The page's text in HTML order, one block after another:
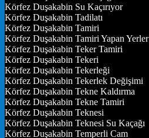
Körfez Duşakabin Su Kaçırıyor
Körfez Duşakabin Tadilatı
Körfez Duşakabin Tamiri
Körfez Duşakabin Tamiri Yapan Yerler
Körfez Duşakabin Teker Tamiri
Körfez Duşakabin Tekeri
Körfez Duşakabin Tekerleği
Körfez Duşakabin Tekerlek Değişimi
Körfez Duşakabin Tekne Kaldırma
Körfez Duşakabin Tekne Tamiri
Körfez Duşakabin Teknesi
Körfez Duşakabin Teknesi Su Kaçağı
Körfez Duşakabin Temperli Cam